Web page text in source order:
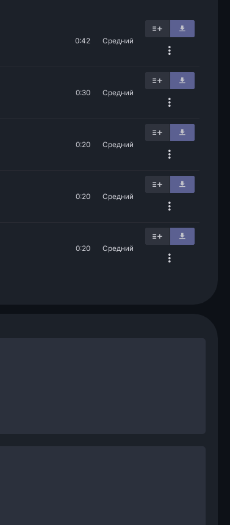
0:42 Средний
0:30 Средний
0:20 Средний
0:20 Средний
0:20 Средний